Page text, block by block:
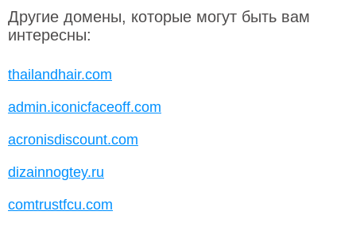
Другие домены, которые могут быть вам
интересны:
thailandhair.com
admin.iconicfaceoff.com
acronisdiscount.com
dizainnogtey.ru
comtrustfcu.com